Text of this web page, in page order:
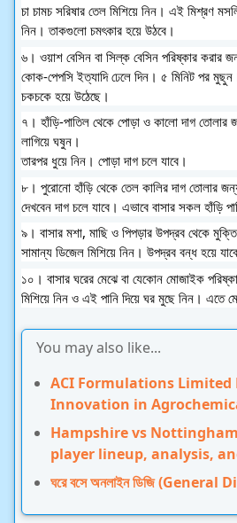
চা চামচ সরিষার তেল মিশিয়ে নিন। এই মিশ্রণ
নিন। তাকগুলো চমৎকার হয়ে উঠবে।
৬। ওয়াশ বেসিন বা সিল্ক বেসিন পরিষ্কার করার
কোক-পেপসি ইত্যাদি ঢেলে দিন। ৫ মিনিট পর
চকচকে হয়ে উঠেছে।
৭। হাঁড়ি-পাতিল থেকে পোড়া ও কালো দাগ তোলার
লাগিয়ে ঘষুন।
তারপর ধুয়ে নিন। পোড়া দাগ চলে যাবে।
৮। পুরোনো হাঁড়ি থেকে তেল কালির দাগ তোলার
দেখবেন দাগ চলে যাবে। এভাবে বাসার সকল হাঁড়ি
৯। বাসার মশা, মাছি ও পিপড়ার উপদ্রব থেকে
সামান্য ডিজেল মিশিয়ে নিন। উপদ্রব বন্ধ হয়ে
১০। বাসার ঘরের মেঝে বা যেকোন মোজাইক
মিশিয়ে নিন ও এই পানি দিয়ে ঘর মুছে নিন। এতে
You may also like...
ACI Formulations Limited
Innovation in
Hampshire vs
player lineup, analysis,
ঘরে বসে অনলাইন ডিজি (General